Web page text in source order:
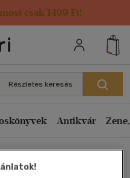
csak 1499 Ft!
Részletes keresés
Antikvár